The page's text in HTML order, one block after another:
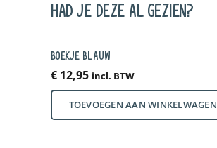
HAD JE DEZE AL GEZIEN?
BOEKJE BLAUW
€ 12,95 incl. BTW
TOEVOEGEN AAN WINKELWAGEN